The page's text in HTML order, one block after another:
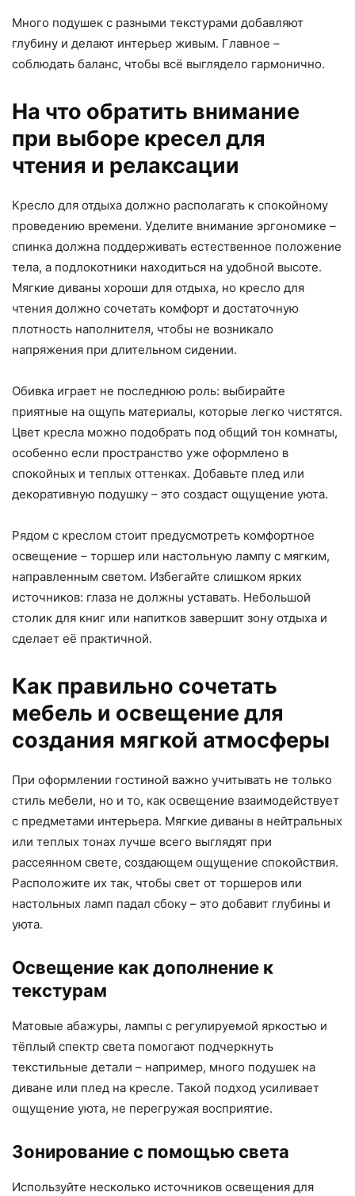
Много подушек с разными текстурами добавляют
глубину и делают интерьер живым. Главное –
соблюдать баланс, чтобы всё выглядело гармонично.
На что обратить внимание
при выборе кресел для
чтения и релаксации
Кресло для отдыха должно располагать к спокойному
проведению времени. Уделите внимание эргономике –
спинка должна поддерживать естественное положение
тела, а подлокотники находиться на удобной высоте.
Мягкие диваны хороши для отдыха, но кресло для
чтения должно сочетать комфорт и достаточную
плотность наполнителя, чтобы не возникало
напряжения при длительном сидении.
Обивка играет не последнюю роль: выбирайте
приятные на ощупь материалы, которые легко чистятся.
Цвет кресла можно подобрать под общий тон комнаты,
особенно если пространство уже оформлено в
спокойных и теплых оттенках. Добавьте плед или
декоративную подушку – это создаст ощущение уюта.
Рядом с креслом стоит предусмотреть комфортное
освещение – торшер или настольную лампу с мягким,
направленным светом. Избегайте слишком ярких
источников: глаза не должны уставать. Небольшой
столик для книг или напитков завершит зону отдыха и
сделает её практичной.
Как правильно сочетать
мебель и освещение для
создания мягкой атмосферы
При оформлении гостиной важно учитывать не только
стиль мебели, но и то, как освещение взаимодействует
с предметами интерьера. Мягкие диваны в нейтральных
или теплых тонах лучше всего выглядят при
рассеянном свете, создающем ощущение спокойствия.
Расположите их так, чтобы свет от торшеров или
настольных ламп падал сбоку – это добавит глубины и
уюта.
Освещение как дополнение к
текстурам
Матовые абажуры, лампы с регулируемой яркостью и
тёплый спектр света помогают подчеркнуть
текстильные детали – например, много подушек на
диване или плед на кресле. Такой подход усиливает
ощущение уюта, не перегружая восприятие.
Зонирование с помощью света
Используйте несколько источников освещения для